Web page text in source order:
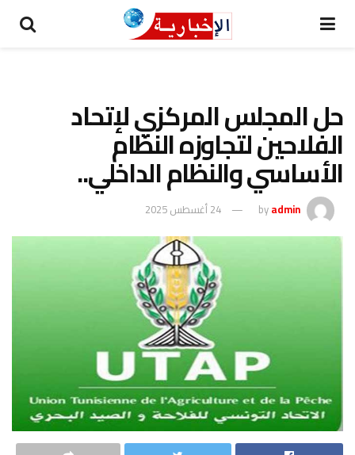
حل المجلس المركزي لإتحاد
الفلاحين لتجاوزه النظام
الأساسي والنظام الداخلي..
byadmin 24 أغسطس 2025